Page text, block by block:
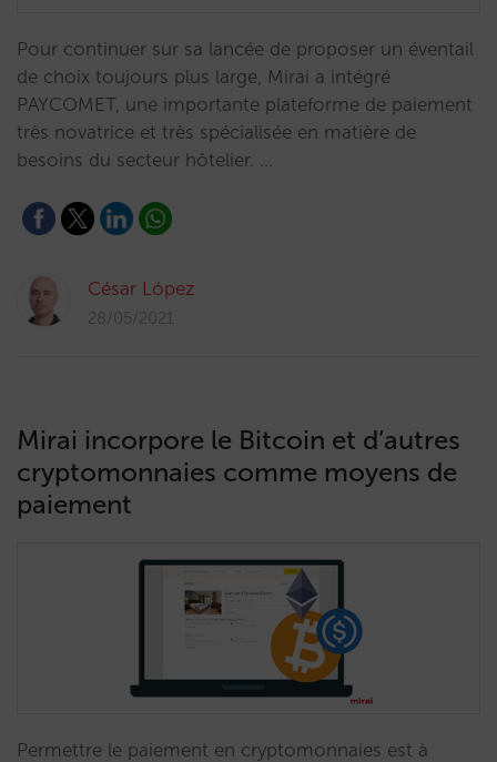
Pour continuer sur sa lancée de proposer un éventail
de choix toujours plus large, Mirai a intégré
PAYCOMET, une importante plateforme de paiement
très novatrice et très spécialisée en matière de
besoins du secteur hôtelier. …
César López
28/05/2021
Mirai incorpore le Bitcoin et d’autres
cryptomonnaies comme moyens de
paiement
Permettre le paiement en cryptomonnaies est à